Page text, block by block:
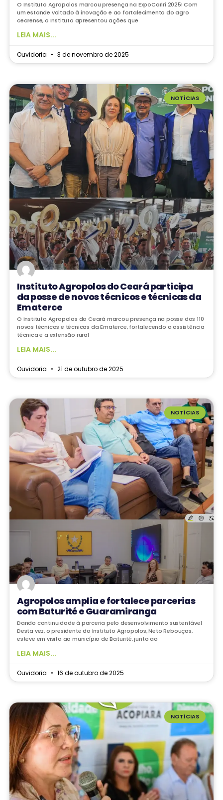
O Instituto Agropolos marcou presença na ExpoCariri 2025! Com
um estande voltado à inovação e ao fortalecimento do agro
cearense, o Instituto apresentou ações que
LEIA MAIS...
Ouvidoria 3 de novembro de 2025
NOTÍCIAS
Instituto Agropolos do Ceará participa
da posse de novos técnicos e técnicas da
Ematerce
O Instituto Agropolos do Ceará marcou presença na posse dos 110
novos técnicos e técnicas da Ematerce, fortalecendo a assistência
técnica e a extensão rural
LEIA MAIS...
Ouvidoria 21 de outubro de 2025
NOTÍCIAS
Agropolos amplia e fortalece parcerias
com Baturité e Guaramiranga
Dando continuidade à parceria pelo desenvolvimento sustentável
Desta vez, o presidente do Instituto Agropolos, Neto Rebouças,
esteve em visita ao município de Baturité, junto ao
LEIA MAIS...
Ouvidoria 16 de outubro de 2025
NOTÍCIAS